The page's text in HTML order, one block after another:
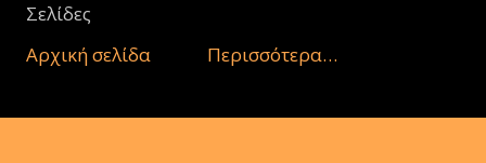
Σελίδες
Αρχική σελίδα
Περισσότερα…